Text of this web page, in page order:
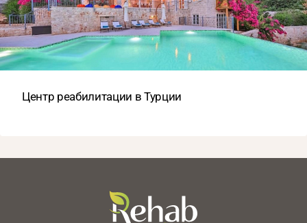
Центр реабилитации в Турции